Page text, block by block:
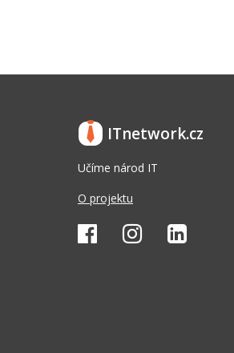
ITnetwork.cz
Učíme národ IT
O projektu